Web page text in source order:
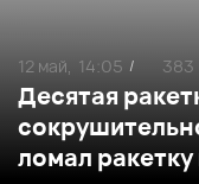
Десятая
ломал
12 май, 14:05 / 383